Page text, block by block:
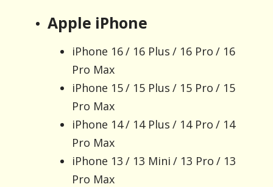
Apple iPhone
iPhone 16 / 16 Plus / 16 Pro / 16
Pro Max
iPhone 15 / 15 Plus / 15 Pro / 15
Pro Max
iPhone 14 / 14 Plus / 14 Pro / 14
Pro Max
iPhone 13 / 13 Mini / 13 Pro / 13
Pro Max